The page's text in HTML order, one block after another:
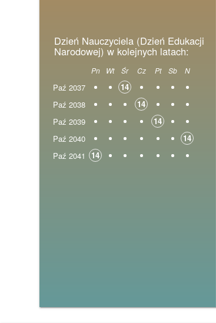
Dzień Nauczyciela (Dzień Edukacji
Narodowej) w kolejnych latach:
Pn Wt Śr Cz Pt Sb N
Paź 2037
14
Paź 2038
14
Paź 2039
14
Paź 2040
14
Paź 2041
14